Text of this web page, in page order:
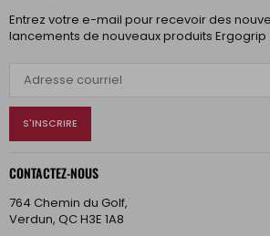
Entrez votre e-mail pour recevoir des
lancements de nouveaux produits Ergogrip
S'INSCRIRE
CONTACTEZ-NOUS
764 Chemin du Golf,
Verdun, QC H3E 1A8